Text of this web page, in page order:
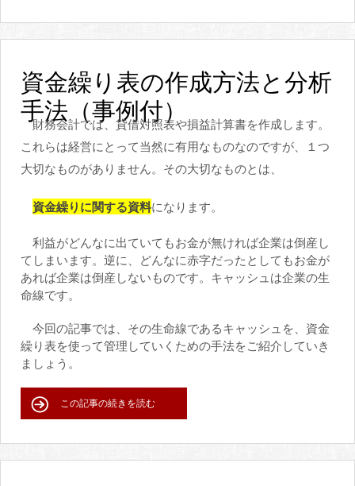
資金繰り表の作成方法と分析
手法（事例付）
財務会計では、貸借対照表や損益計算書を作成します。
これらは経営にとって当然に有用なものなのですが、１つ
大切なものがありません。その大切なものとは、
資金繰りに関する資料になります。
利益がどんなに出ていてもお金が無ければ企業は倒産し
てしまいます。逆に、どんなに赤字だったとしてもお金が
あれば企業は倒産しないものです。 キャッシュは企業の生
命線です。
今回の記事では、その生命線であるキャッシュを、資金
繰り表を使って管理していくための手法をご紹介していき
ましょう。
この記事の続きを読む